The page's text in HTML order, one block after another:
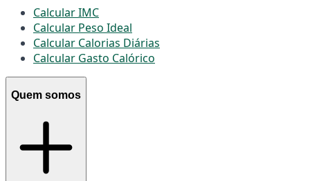
Calcular IMC
Calcular Peso Ideal
Calcular Calorias Diárias
Calcular Gasto Calórico
Quem somos